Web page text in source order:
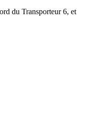
du Transporteur 6, et